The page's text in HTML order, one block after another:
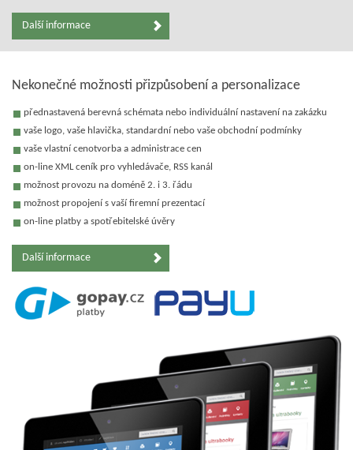
Další informace
Nekonečné možnosti přizpůsobení a personalizace
přednastavená berevná schémata nebo individuální nastavení na zakázku
vaše logo, vaše hlavička, standardní nebo vaše obchodní podmínky
vaše vlastní cenotvorba a administrace cen
on-line XML ceník pro vyhledávače, RSS kanál
možnost provozu na doméně 2. i 3. řádu
možnost propojení s vaší firemní prezentací
on-line platby a spotřebitelské úvěry
Další informace